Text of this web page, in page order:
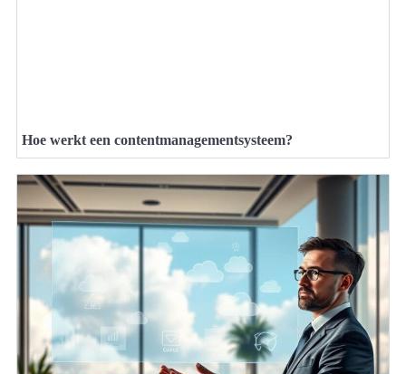
Hoe werkt een contentmanagementsysteem?